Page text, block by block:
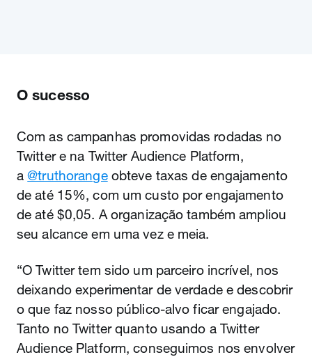
O sucesso
Com as campanhas promovidas rodadas no
Twitter e na Twitter Audience Platform,
a@truthorangeobteve taxas de engajamento
de até 15%, com um custo por engajamento
de até $0,05. A organização também ampliou
seu alcance em uma vez e meia.
“O Twitter tem sido um parceiro incrível, nos
deixando experimentar de verdade e descobrir
o que faz nosso público-alvo ficar engajado.
Tanto no Twitter quanto usando a Twitter
Audience Platform, conseguimos nos envolver